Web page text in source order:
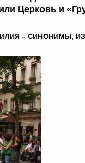
Церковь и
– СИНОНИМЫ,